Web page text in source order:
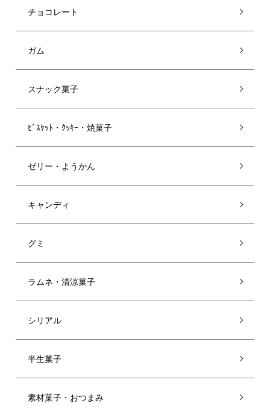
チョコレート
ガム
スナック菓子
ﾋﾞｽｹｯﾄ・ｸｯｷｰ・焼菓子
ゼリー・ようかん
キャンディ
グミ
ラムネ・清涼菓子
シリアル
半生菓子
素材菓子・おつまみ